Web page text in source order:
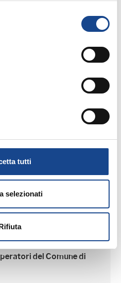
tutti
selezionati
del Comune di
- L'adozione
del Comune di